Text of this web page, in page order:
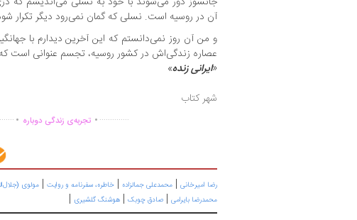
آن در روسیه است. نسلی که گمان نمی‌رود دیگر تکرار
و من آن روز نمی‌دانستم که این آخرین دیدارم با
عصاره زندگی‌اش در کشور روسیه، تجسم عنوانی است
«ایرانی زنده»
شهر کتاب
. تجربه‌ی زندگی دوباره . ..............
رضا امیرخانی | محمدعلی جمالزاده | خاطره، سفرنامه‌ و روایت | مولوی
محمدرضا بایرامی | صادق چوبک | هوشنگ گلشیری |